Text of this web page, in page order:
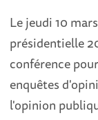
Le jeudi 10
présidentielle
conférence
enquêtes
l'opinion